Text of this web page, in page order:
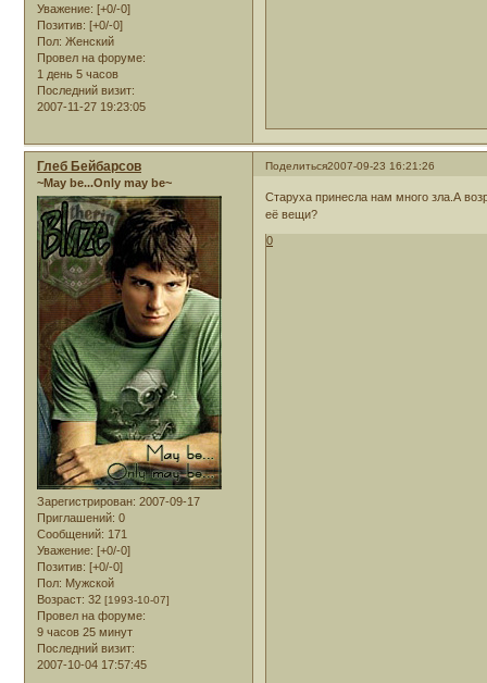
Уважение: [+0/-0]
Позитив: [+0/-0]
Пол: Женский
Провел на форуме:
1 день 5 часов
Последний визит:
2007-11-27 19:23:05
Поделиться2007-09-23 16:21:26
Глеб Бейбарсов
~May be...Only may be~
Зарегистрирован: 2007-09-17
Приглашений: 0
Сообщений: 171
Уважение: [+0/-0]
Позитив: [+0/-0]
Пол: Мужской
Возраст: 32 [1993-10-07]
Провел на форуме:
9 часов 25 минут
Последний визит:
2007-10-04 17:57:45
Старуха принесла нам много зла.А
её вещи?
0